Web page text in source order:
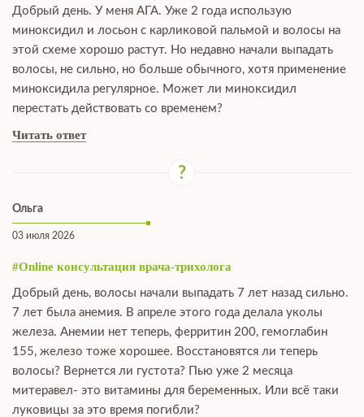
Добрый день. У меня АГА. Уже 2 года использую
миноксидил и лосьон с карликовой пальмой и волосы на
этой схеме хорошо растут. Но недавно начали выпадать
волосы, не сильно, но больше обычного, хотя применение
миноксидила регулярное. Может ли миноксидил
перестать действовать со временем?
Читать ответ
Ольга
03 июля 2026
#Online консультация врача-трихолога
Добрый день, волосы начали выпадать 7 лет назад сильно.
7 лет была анемия. В апреле этого года делала уколы
железа. Анемии нет теперь, ферритин 200, гемоглабин
155, железо тоже хорошее. Восстановятся ли теперь
волосы? Вернется ли густота? Пью уже 2 месяца
митеравел- это витамины для беременных. Или всё таки
луковицы за это время погибли?